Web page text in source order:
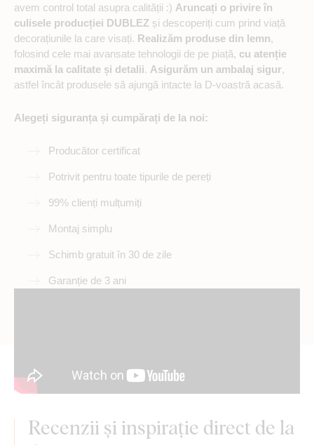
avem control total asupra calității :) Aruncați o privire în
culisele producției DUBLEZ și descoperiți cum prind viață
decorațiunile la care visați. Realizăm produse din lemn,
folosind cele mai avansate tehnologii de pe piață, cu atenție
maximă la calitate și detalii. Asigurăm un ambalaj sigur,
astfel încât produsele să ajungă intacte la D-voastră acasă.
Alegeți siguranța și cumpărați de la noi:
Producător certificat
Potrivit pentru toate tipurile de pereți
99% clienți mulțumiți
Montaj simplu
Schimb gratuit în 30 de zile
Garanție de 3 ani
Recenzii și inspirație direct de la